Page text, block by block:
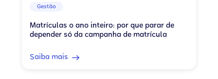
Gestão
Matrículas o ano inteiro: por que parar de
depender só da campanha de matrícula
Saiba mais